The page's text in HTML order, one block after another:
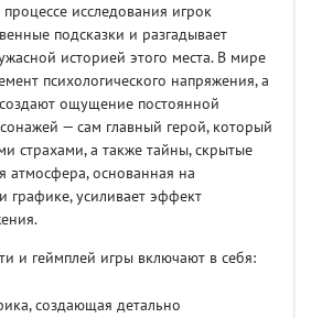
исследования игрок
подсказки и разгадывает
историей этого места. В мире
психологического напряжения, а
ощущение постоянной
— сам главный герой, который
страхами, а также тайны, скрытые
атмосфера, основанная на
графике, усиливает эффект
и геймплей игры включают в себя:
создающая детально